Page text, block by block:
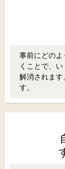
事前にどの
くことで、
解消されます
す。